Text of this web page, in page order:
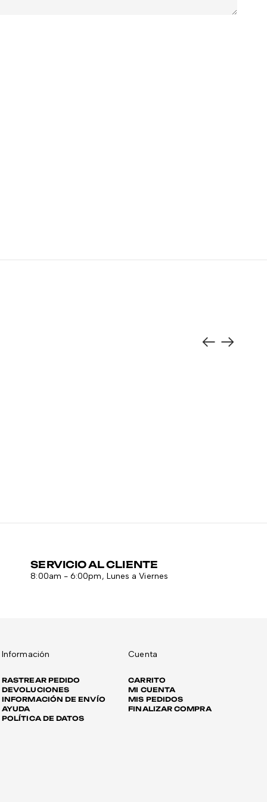
SERVICIO AL CLIENTE
8:00am - 6:00pm, Lunes a Viernes
Información
RASTREAR PEDIDO
DEVOLUCIONES
INFORMACIÓN DE ENVÍO
AYUDA
POLÍTICA DE DATOS
Cuenta
CARRITO
MI CUENTA
MIS PEDIDOS
FINALIZAR COMPRA